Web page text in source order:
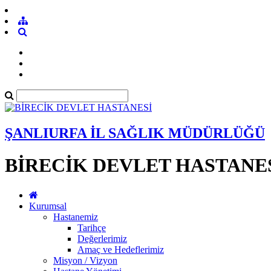
ŞANLIURFA İL SAĞLIK MÜDÜRLÜĞÜ
BİRECİK DEVLET
Kurumsal
Hastanemiz
Tarihçe
Değerlerimiz
Amaç ve Hedeflerimiz
Misyon / Vizyon